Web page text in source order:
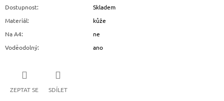
Dostupnost:
Skladem
Materiál:
kůže
Na A4:
ne
Voděodolný: ano
ZEPTAT SE SDÍLET